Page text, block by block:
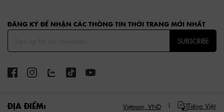
ĐĂNG KÝ ĐỂ NHẬN CÁC THÔNG TIN THỜI TRANG MỚI NHẤT
SUBSCRIBE
ĐỊA ĐIỂM: Việtnam, VND Tiếng Việt